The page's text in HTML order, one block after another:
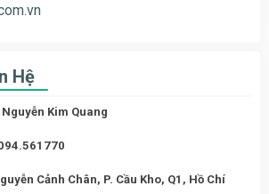
Hệ
Nguyễn Kim Quang
Cảnh Chân, P. Cầu Kho, Q1, Hồ Chí